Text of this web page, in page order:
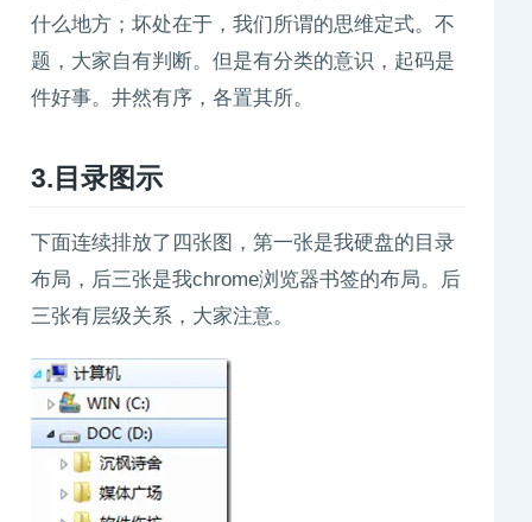
什么地方；坏处在于，我们所谓的思维定式。不
题，大家自有判断。但是有分类的意识，起码是
件好事。井然有序，各置其所。
3.目录图示
下面连续排放了四张图，第一张是我硬盘的目录
布局，后三张是我chrome浏览器书签的布局。后
三张有层级关系，大家注意。